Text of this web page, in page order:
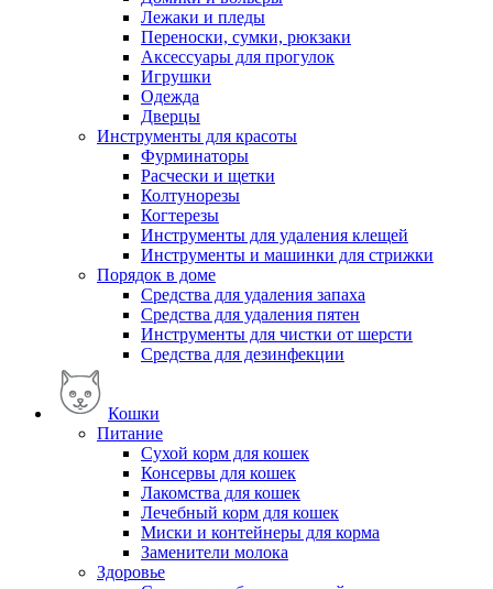
Лежаки и пледы
Переноски, сумки, рюкзаки
Аксессуары для прогулок
Игрушки
Одежда
Дверцы
Инструменты для красоты
Фурминаторы
Расчески и щетки
Колтунорезы
Когтерезы
Инструменты для удаления клещей
Инструменты и машинки для стрижки
Порядок в доме
Средства для удаления запаха
Средства для удаления пятен
Инструменты для чистки от шерсти
Средства для дезинфекции
Кошки
Питание
Сухой корм для кошек
Консервы для кошек
Лакомства для кошек
Лечебный корм для кошек
Миски и контейнеры для корма
Заменители молока
Здоровье